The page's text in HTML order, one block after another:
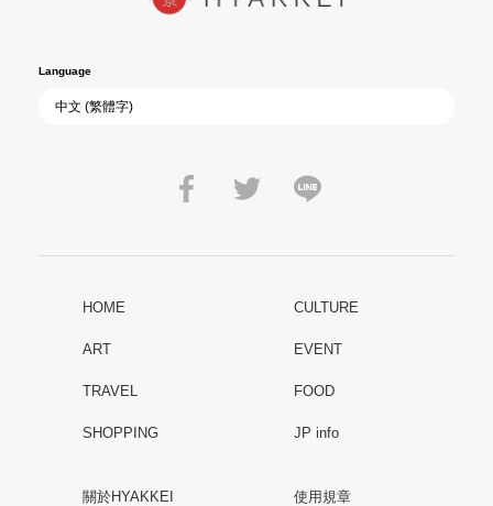
Language
HOME CULTURE
ART EVENT
TRAVEL FOOD
SHOPPING JP info
關於HYAKKEI 使用規章